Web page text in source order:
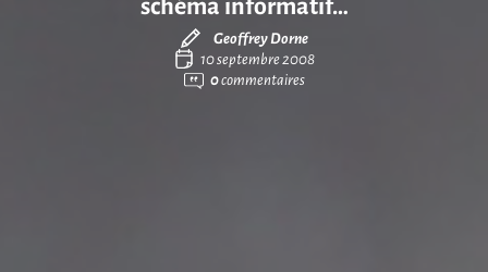
Geoffrey Dorne
10 septembre 2008
0commentaires